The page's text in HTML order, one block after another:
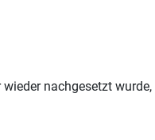
nachgesetzt